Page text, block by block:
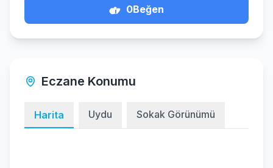
0Beğen
Eczane Konumu
Harita Uydu Sokak Görünümü